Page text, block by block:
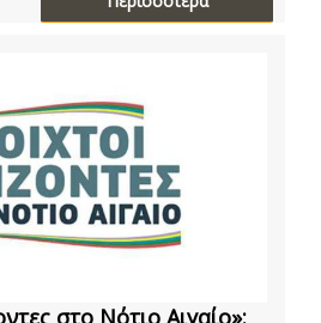
στο Νότιο Αιγαίο»: